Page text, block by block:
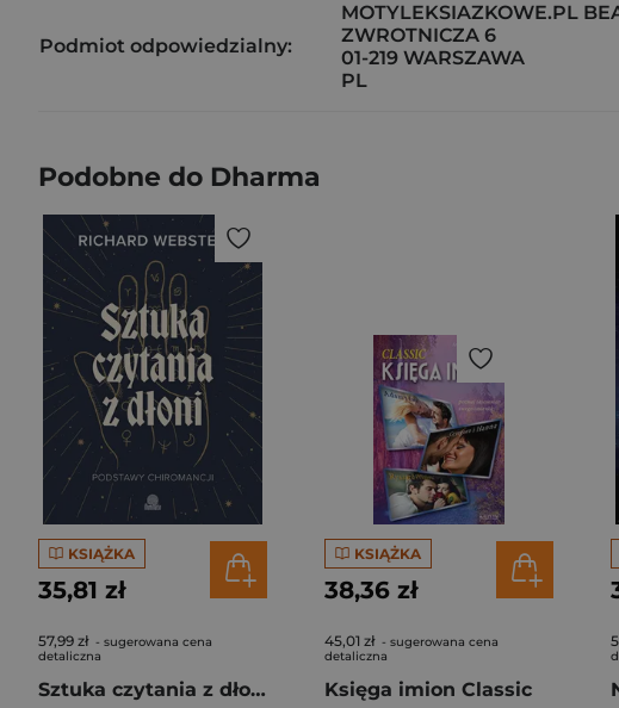
Podmiot odpowiedzialny:
MOTYLEKSIAZKOWE.PL
ZWROTNICZA 6
01-219 WARSZAWA
PL
Podobne do Dharma
KSIĄŻKA
35,81 zł
57,99 zł - sugerowana cena
detaliczna
Sztuka czytania z dłoni. Podstawy chiromancji
KSIĄŻKA
38,36 zł
45,01 zł - sugerowana cena
detaliczna
Księga imion Classic